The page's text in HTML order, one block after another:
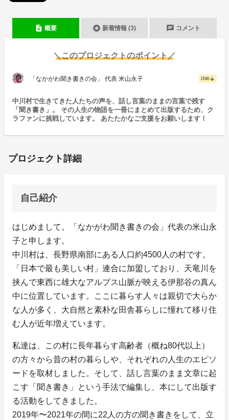
description 概要 stars 新着情報 (3) chat コメント
＼このプロジェクトのポイント／
「なかがわ聞き書きの会」 代表 米山永子 詳細 arrow_downward
中川村で生きてきた人たちの声を、話し言葉のままの言葉で残す
「聞き書き」。 その人生の物語を一冊にまとめて出版するため、ク
ラファンに挑戦しています。 あたたかなご支援をお願いします！
プロジェクト詳細
自己紹介
はじめまして。「なかがわ聞き書きの会」代表の米山永
子と申します。
中川村は、長野県南部にある人口約4500人の村です。
「日本で最も美しい村」連合に加盟しており、天竜川を
挟んで東西に雄大なアルプス山脈が映える伊那谷の真ん
中に位置しています。ここに暮らす人々は親切で大らか
な人が多く、大自然と素朴な田舎暮らしに憧れて移り住
む人が近年増えています。
私達は、この村に長年暮らす高齢者（概ね80代以上）
の方々から昔の村の暮らしや、それぞれの人生のエピソ
ードを取材しました。そして、話し言葉のまま文章に起
こす「聞き書き」という手法で編集し、本にして出版す
る活動をしてきました。
2019年〜2021年の間に22人の方の聞き書きをして、立